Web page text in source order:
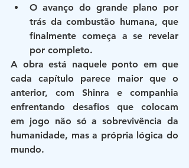
O avanço do grande plano por
trás da combustão humana, que
finalmente começa a se revelar
por completo.
A obra está naquele ponto em que
cada capítulo parece maior que o
anterior, com Shinra e companhia
enfrentando desafios que colocam
em jogo não só a sobrevivência da
humanidade, mas a própria lógica do
mundo.